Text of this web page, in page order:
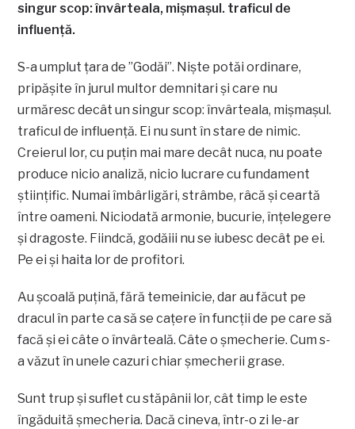
singur scop: învârteala, mișmașul. traficul de
influență.
S-a umplut țara de ”Godăi”. Niște potăi ordinare,
pripășite în jurul multor demnitari și care nu
urmăresc decât un singur scop: învârteala, mișmașul.
traficul de influență. Ei nu sunt în stare de nimic.
Creierul lor, cu puțin mai mare decât nuca, nu poate
produce nicio analiză, nicio lucrare cu fundament
științific. Numai îmbârligări, strâmbe, râcă și ceartă
între oameni. Niciodată armonie, bucurie, înțelegere
și dragoste. Fiindcă, godăiii nu se iubesc decât pe ei.
Pe ei și haita lor de profitori.
Au școală puțină, fără temeinicie, dar au făcut pe
dracul în parte ca să se cațere în funcții de pe care să
facă și ei câte o învârteală. Câte o șmecherie. Cum s-
a văzut în unele cazuri chiar șmecherii grase.
Sunt trup și suflet cu stăpânii lor, cât timp le este
îngăduită șmecheria. Dacă cineva, într-o zi le-ar